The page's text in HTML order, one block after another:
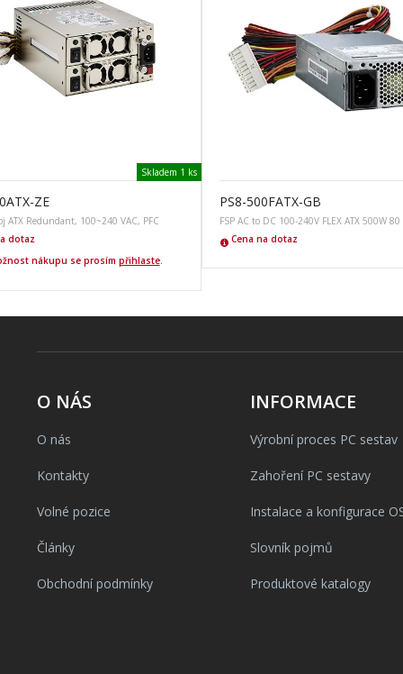
Skladem 1 ks
ZE
ATX Redundant, 100~240 VAC, PFC
dotaz
nákupu se prosím přihlaste.
PS8-500FATX-GB
FSP AC to DC 100-240V FLEX ATX 500W
Cena na dotaz
O NÁS
O nás
Kontakty
Volné pozice
Články
Obchodní podmínky
INFORMACE
Výrobní proces PC sestav
Zahoření PC sestavy
Instalace a konfigurace
Slovník pojmů
Produktové katalogy